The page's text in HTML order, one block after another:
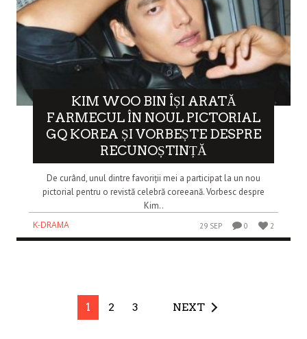
KIM WOO BIN ÎȘI ARATĂ
FARMECUL ÎN NOUL PICTORIAL
GQ KOREA ȘI VORBEȘTE DESPRE
RECUNOȘTINȚĂ
De curând, unul dintre favoriții mei a participat la un nou
pictorial pentru o revistă celebră coreeană. Vorbesc despre
Kim..
K-DRAMA
29 SEP 0 2
1 2 3 NEXT